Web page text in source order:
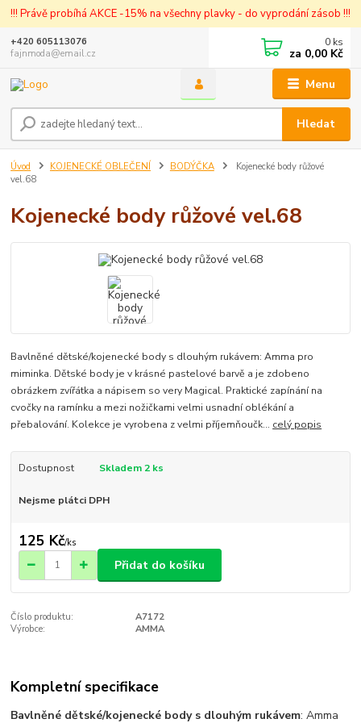
!!! Právě probíhá AKCE -15% na všechny plavky - do vyprodání zásob !!!
Menu
Hledat
+420 605113076
fajnmoda@email.cz
0 ks
za 0,00 Kč
Úvod KOJENECKÉ OBLEČENÍ BODÝČKA
Kojenecké body růžové
vel.68
Kojenecké body růžové vel.68
Bavlněné dětské/kojenecké body s dlouhým rukávem: Amma pro
miminka. Dětské body je v krásné pastelové barvě a je zdobeno
obrázkem zvířátka a nápisem so very Magical. Praktické zapínání na
cvočky na ramínku a mezi nožičkami velmi usnadní oblékání a
přebalování. Kolekce je vyrobena z velmi příjemňoučk... celý popis
Dostupnost Skladem 2 ks
Nejsme plátci DPH
125 Kč/ks
Přidat do košíku
Číslo produktu:
A7172
Výrobce:
AMMA
Kompletní specifikace
Bavlněné dětské/kojenecké body s dlouhým rukávem: Amma